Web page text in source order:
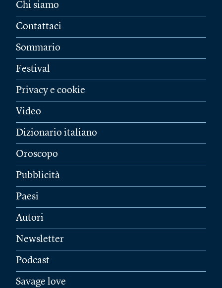
Chi siamo
Contattaci
Sommario
Festival
Privacy e cookie
Video
Dizionario italiano
Oroscopo
Pubblicità
Paesi
Autori
Newsletter
Podcast
Savage love